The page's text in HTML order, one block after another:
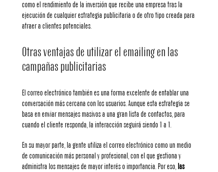
como el rendimiento de la inversión que recibe una empresa tras la
ejecución de cualquier estrategia publicitaria o de otro tipo creada para
atraer a clientes potenciales.
Otras ventajas de utilizar el emailing en las
campañas publicitarias
El correo electrónico también es una forma excelente de entablar una
conversación más cercana con los usuarios. Aunque esta estrategia se
basa en enviar mensajes masivos a una gran lista de contactos, para
cuando el cliente responda, la interacción seguirá siendo 1 a 1.
En su mayor parte, la gente utiliza el correo electrónico como un medio
de comunicación más personal y profesional, con el que gestiona y
administra los mensajes de mayor interés o importancia. Por eso, las